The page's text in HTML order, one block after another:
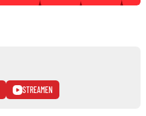
STREAMEN